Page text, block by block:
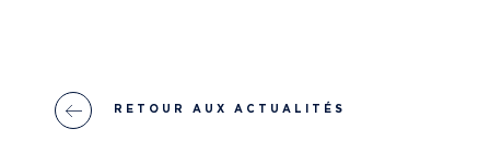
RETOUR AUX ACTUALITÉS